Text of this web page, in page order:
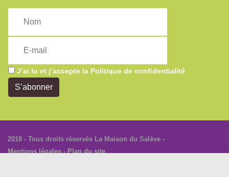
J’ai lu et j’accepte la Politique de confidentialité
S’abonner
2018 - Tous droits réservés La Maison du Salève -
Mentions légales-Plan du site